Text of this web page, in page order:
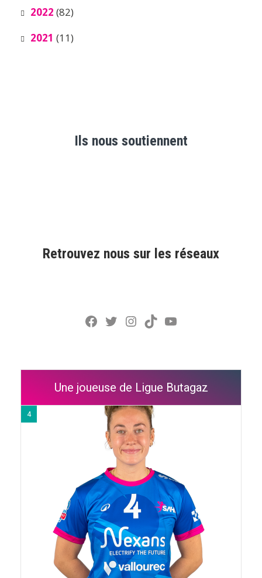
2022 (82)
2021 (11)
Ils nous soutiennent
Retrouvez nous sur les réseaux
Facebook
Twitter
Instagram
TikTokYouTube
Une joueuse de Ligue Butagaz
4